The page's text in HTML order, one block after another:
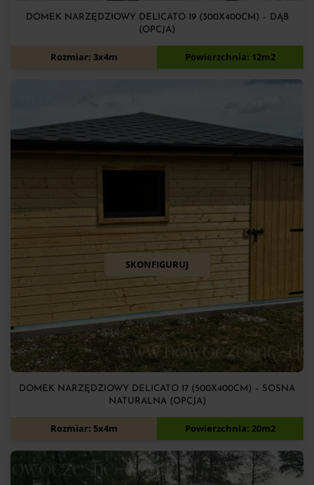
DOMEK NARZĘDZIOWY DELICATO 19 (300X400CM) – DĄB
(OPCJA)
7 900zł
Rozmiar: 3x4m Powierzchnia: 12m2
SKONFIGURUJ
DOMEK NARZĘDZIOWY DELICATO 17 (500X400CM) – SOSNA
NATURALNA (OPCJA)
14 570zł
Rozmiar: 5x4m Powierzchnia: 20m2